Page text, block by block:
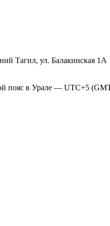
Тагил, ул. Балакинская 1А
пояс в Урале — UTC+5